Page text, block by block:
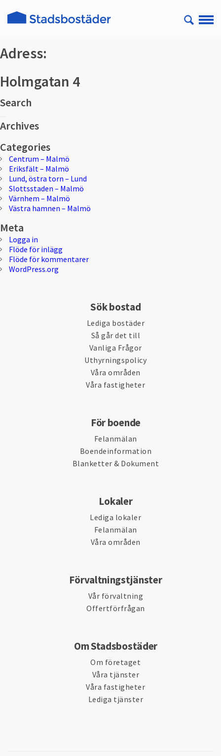
Adress:
Holmgatan 4
Search
efter:
Archives
Categories
Centrum – Malmö
Eriksfält – Malmö
Lund, östra torn – Lund
Slottsstaden – Malmö
Värnhem – Malmö
Västra hamnen – Malmö
Meta
Logga in
Flöde för inlägg
Flöde för kommentarer
WordPress.org
Sök bostad
Lediga bostäder
Så går det till
Vanliga Frågor
Uthyrningspolicy
Våra områden
Våra fastigheter
För boende
Felanmälan
Boendeinformation
Blanketter & Dokument
Lokaler
Lediga lokaler
Felanmälan
Våra områden
Förvaltningstjänster
Vår förvaltning
Offertförfrågan
Om Stadsbostäder
Om företaget
Våra tjänster
Våra fastigheter
Lediga tjänster